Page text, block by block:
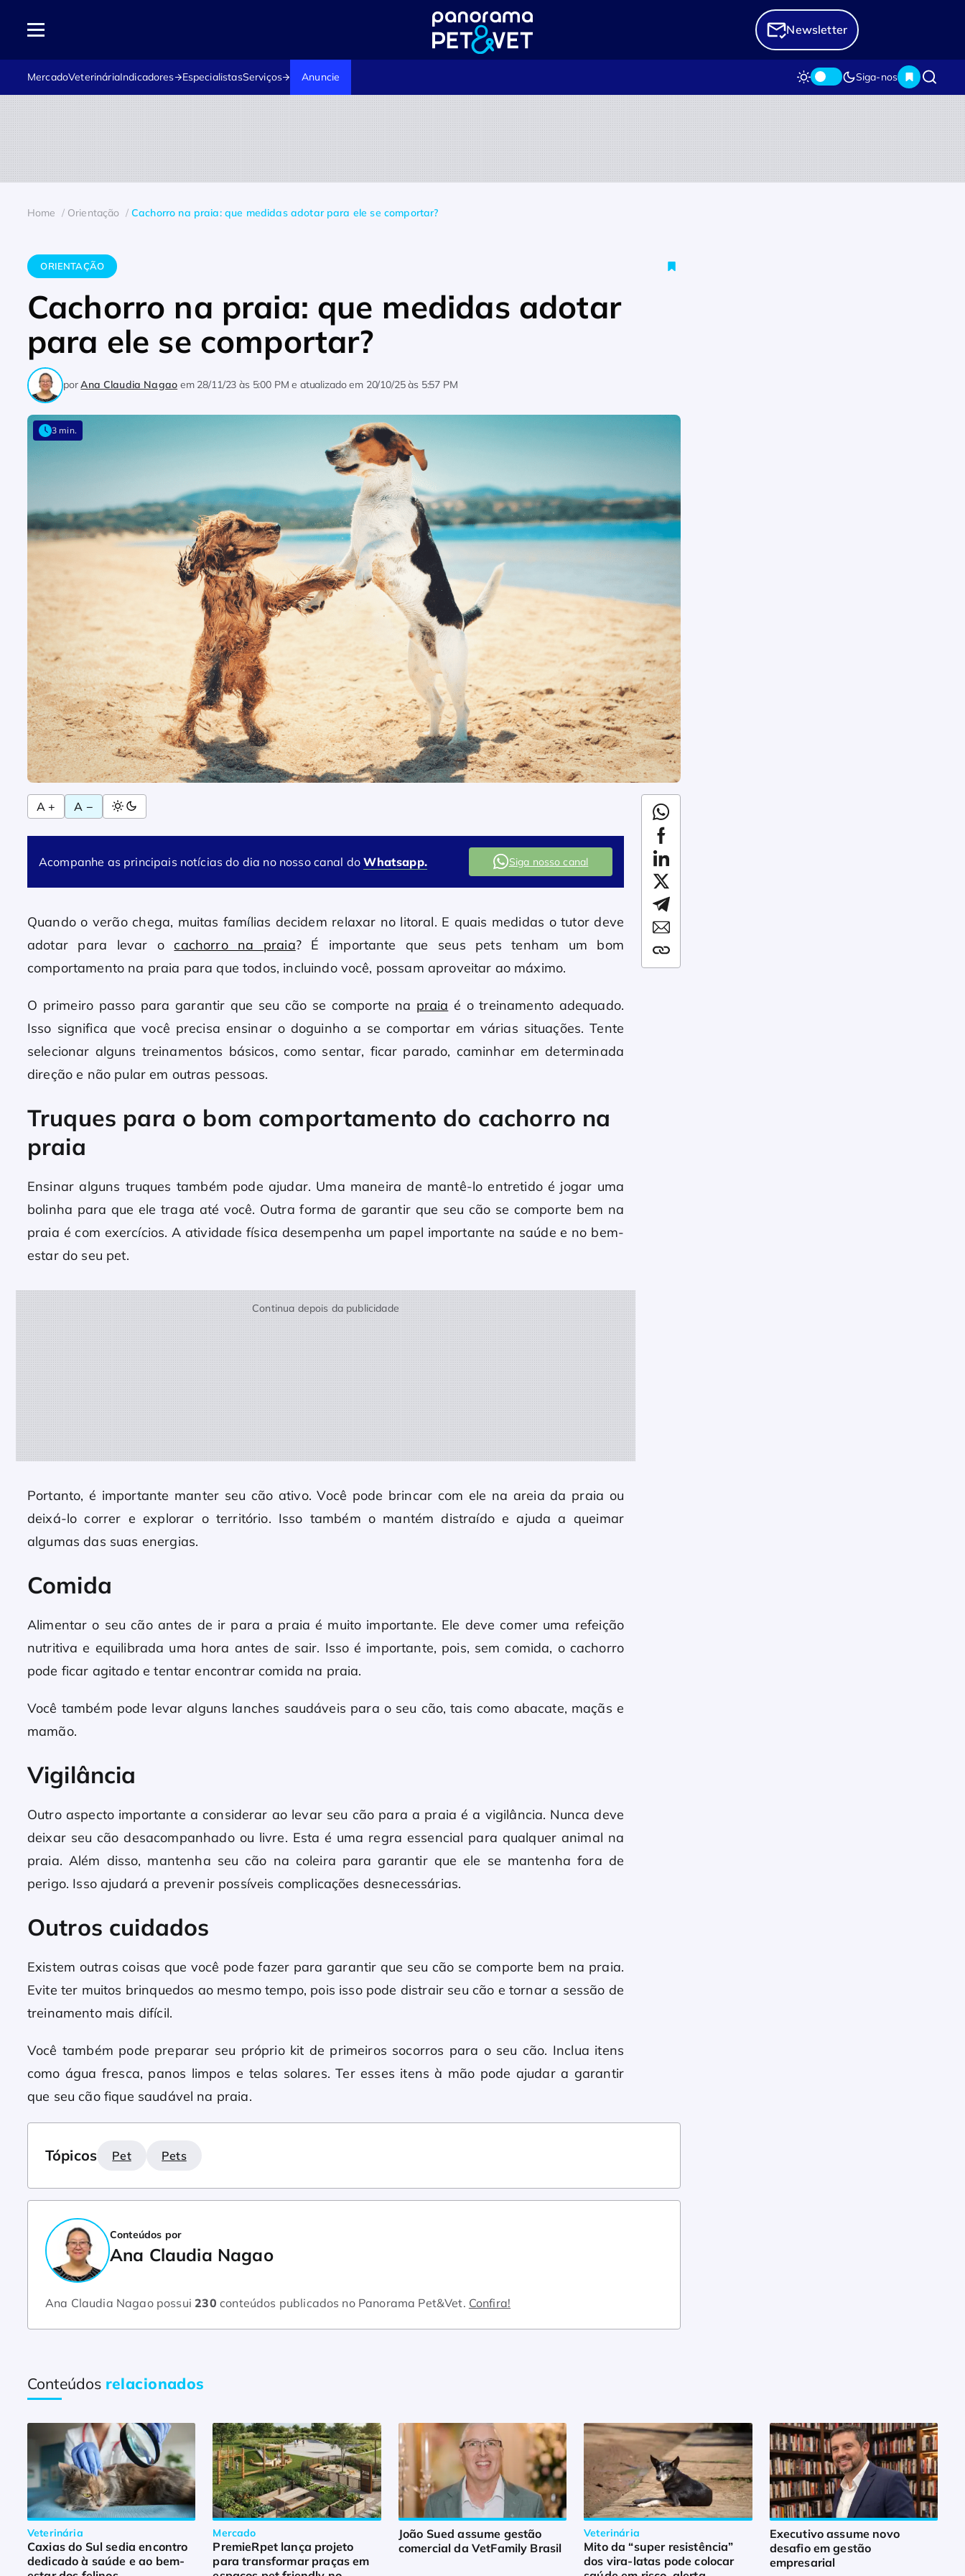
Newsletter
MercadoVeterináriaIndicadores EspecialistasServiços Anuncie Siga-nos
Home Orientação Cachorro na praia: que medidas adotar para ele se comportar?
ORIENTAÇÃO
Cachorro na praia: que medidas adotar
para ele se comportar?
porAna Claudia Nagao em 28/11/23 às 5:00 PM e atualizado em 20/10/25 às 5:57 PM
3 min.
A + A −
Acompanhe as principais notícias do dia no nosso canal doWhatsapp. Siga nosso canal
Quando o verão chega, muitas famílias decidem relaxar no litoral. E quais medidas o tutor deve
adotar para levar ocachorro na praia? É importante que seus pets tenham um bom
comportamento na praia para que todos, incluindo você, possam aproveitar ao máximo.
O primeiro passo para garantir que seu cão se comporte na praia é o treinamento adequado.
Isso significa que você precisa ensinar o doguinho a se comportar em várias situações. Tente
selecionar alguns treinamentos básicos, como sentar, ficar parado, caminhar em determinada
direção e não pular em outras pessoas.
Truques para o bom comportamento do cachorro na
praia
Ensinar alguns truques também pode ajudar. Uma maneira de mantê-lo entretido é jogar uma
bolinha para que ele traga até você. Outra forma de garantir que seu cão se comporte bem na
praia é com exercícios. A atividade física desempenha um papel importante na saúde e no bem-
estar do seu pet.
Continua depois da publicidade
Portanto, é importante manter seu cão ativo. Você pode brincar com ele na areia da praia ou
deixá-lo correr e explorar o território. Isso também o mantém distraído e ajuda a queimar
algumas das suas energias.
Comida
Alimentar o seu cão antes de ir para a praia é muito importante. Ele deve comer uma refeição
nutritiva e equilibrada uma hora antes de sair. Isso é importante, pois, sem comida, o cachorro
pode ficar agitado e tentar encontrar comida na praia.
Você também pode levar alguns lanches saudáveis para o seu cão, tais como abacate, maçãs e
mamão.
Vigilância
Outro aspecto importante a considerar ao levar seu cão para a praia é a vigilância. Nunca deve
deixar seu cão desacompanhado ou livre. Esta é uma regra essencial para qualquer animal na
praia. Além disso, mantenha seu cão na coleira para garantir que ele se mantenha fora de
perigo. Isso ajudará a prevenir possíveis complicações desnecessárias.
Outros cuidados
Existem outras coisas que você pode fazer para garantir que seu cão se comporte bem na praia.
Evite ter muitos brinquedos ao mesmo tempo, pois isso pode distrair seu cão e tornar a sessão de
treinamento mais difícil.
Você também pode preparar seu próprio kit de primeiros socorros para o seu cão. Inclua itens
como água fresca, panos limpos e telas solares. Ter esses itens à mão pode ajudar a garantir
que seu cão fique saudável na praia.
Tópicos Pet Pets
Conteúdos por
Ana Claudia Nagao
Ana Claudia Nagao possui 230 conteúdos publicados no Panorama Pet&Vet. Confira!
Conteúdos relacionados
Veterinária
Caxias do Sul sedia encontro
dedicado à saúde e ao bem-
Mercado
PremieRpet lança projeto
para transformar praças em
João Sued assume gestão
comercial da VetFamily Brasil
Veterinária
Mito da “super resistência”
dos vira-latas pode colocar
Executivo assume novo
desafio em gestão
empresarial